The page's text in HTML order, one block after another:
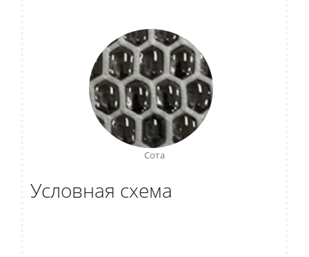
Сота
Условная схема